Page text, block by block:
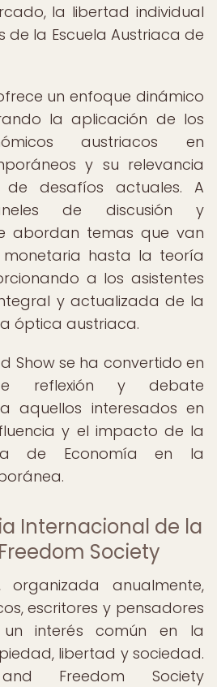
la libertad individual
de la Escuela Austriaca de
un enfoque dinámico
la aplicación de los
austriacos en
y su relevancia
desafíos actuales. A
de discusión y
abordan temas que van
hasta la teoría
a los asistentes
y actualizada de la
óptica austriaca.
Show se ha convertido en
reflexión y debate
aquellos interesados en
y el impacto de la
de Economía en la
Internacional de la
Society
organizada anualmente,
escritores y pensadores
interés común en la
libertad y sociedad.
Freedom Society